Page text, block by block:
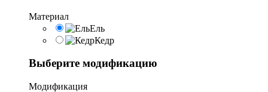
Материал
Ель
Кедр
Выберите модификацию
Модификация